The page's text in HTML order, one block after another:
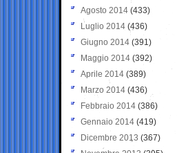
Agosto 2014 (433)
Luglio 2014 (436)
Giugno 2014 (391)
Maggio 2014 (392)
Aprile 2014 (389)
Marzo 2014 (436)
Febbraio 2014 (386)
Gennaio 2014 (419)
Dicembre 2013 (367)